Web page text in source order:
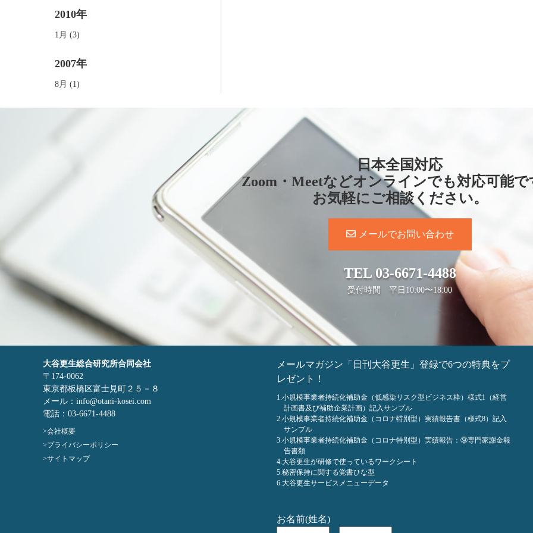
2010年
1月 (3)
2007年
8月 (1)
日本全国対応
Zoom・Meetなどオンラインでも対応可能で
お気軽にご相談ください。
メールでお問い合わせ
TEL 03-6671-4488
受付時間 平日10:00〜18:00
大谷更生総合研究所合同会社
〒174-0062
東京都板橋区富士見町２５－８
メール：info@otani-kosei.com
電話：03-6671-4488
会社概要
プライバシーポリシー
サイトマップ
メールマガジン「日刊大谷更生」登録で6つの特典をプ
レゼント！
1.小規模事業者持続化補助金（低感染リスク型ビジネス枠）様式1（経営
計画書及び補助企業計画）記入サンプル
2.小規模事業者持続化補助金（コロナ特別型）実績報告書（様式8）記入
サンプル
3.小規模事業者持続化補助金（コロナ特別型）実績報告：⑨専門家謝金報
告書類
4.大谷更生が研修で使っているワークシート
5.秘密保持に関する覚書ひな型
6.大谷更生サービスメニューデータ
お名前(姓名)